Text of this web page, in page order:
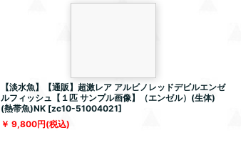
【淡水魚】【通販】超激レア アルビノレッドデビルエンゼ
ルフィッシュ【１匹 サンプル画像】（エンゼル）(生体)
(熱帯魚)NK [zc10-51004021]
9,800円(税込)